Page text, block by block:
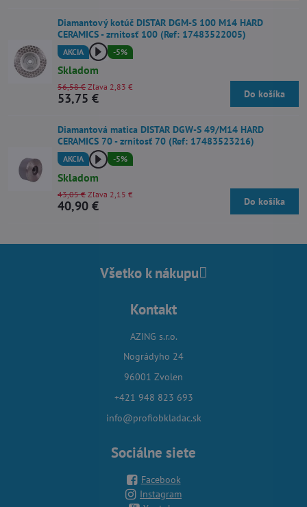
Diamantový kotúč DISTAR DGM-S 100 M14 HARD
CERAMICS - zrnitosť 100 (Ref: 17483522005)
AKCIA -5%
Skladom
53,75 €
56,58 € Zľava 2,83 €
Do košíka
Diamantová matica DISTAR DGW-S 49/M14 HARD
CERAMICS 70 - zrnitosť 70 (Ref: 17483523216)
AKCIA -5%
Skladom
40,90 €
43,05 € Zľava 2,15 €
Do košíka
Všetko k nákupu
Kontakt
AZING s.r.o.
Nográdyho 24
96001 Zvolen
+421 948 823 693
info@profiobkladac.sk
Sociálne siete
Facebook
Instagram